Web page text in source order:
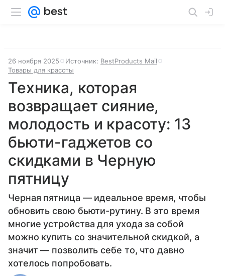
26 ноября 2025 Источник: BestProducts Mail
Товары для красоты
Техника, которая
возвращает сияние,
молодость и красоту: 13
бьюти-гаджетов со
скидками в Черную
пятницу
Черная пятница — идеальное время, чтобы
обновить свою бьюти-рутину. В это время
многие устройства для ухода за собой
можно купить со значительной скидкой, а
значит — позволить себе то, что давно
хотелось попробовать.